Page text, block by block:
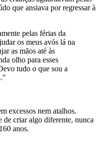
que ansiava por regressar à
pelas férias da
os meus avós lá na
as mãos até às
olho para esses
tudo o que sou a
excessos nem atalhos.
de criar algo diferente, nunca
anos.